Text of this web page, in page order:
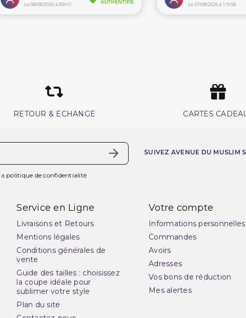
RETOUR & ECHANGE CARTES
politique de confidentialité
SUIVEZ AVENUE DU MUSLIM
Service en Ligne
Livraisons et Retours
Mentions légales
Conditions générales de
vente
Guide des tailles : choisissez
la coupe idéale pour
sublimer votre style
Plan du site
Votre compte
Informations personnelles
Commandes
Avoirs
Adresses
Vos bons de réduction
Mes alertes